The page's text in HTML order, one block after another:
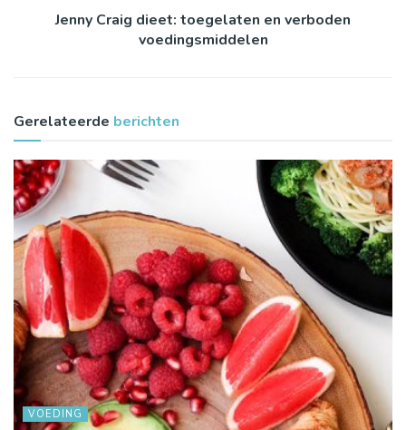
Jenny Craig dieet: toegelaten en verboden
voedingsmiddelen
Gerelateerde berichten
VOEDING